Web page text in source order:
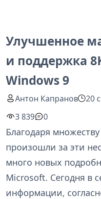
Улучшенное
и поддержка
Windows 9
Антон Капранов
20
3 839
0
Благодаря
произошли за эти
много новых
Microsoft. Сегодня в
информации,